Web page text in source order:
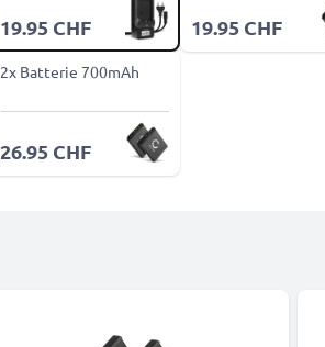
19.95 CHF 19.95 CHF
2x Batterie 700mAh
26.95 CHF